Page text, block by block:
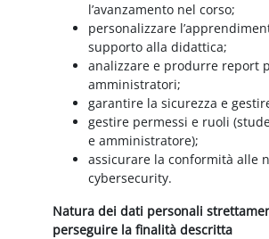
l’avanzamento nel corso;
personalizzare
supporto alla didattica;
analizzare e produrre report
amministratori;
garantire la sicurezza e
gestire permessi e ruoli
e amministratore);
assicurare la conformità alle
cybersecurity.
Natura dei dati personali
perseguire la finalità descritta